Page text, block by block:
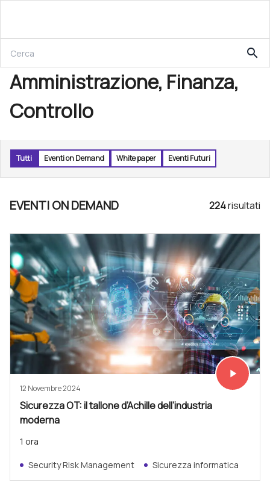
search
Amministrazione, Finanza,
Controllo
Tutti Eventi on Demand White paper Eventi Futuri
EVENTI ON DEMAND 224risultati
Vedi subito
play_arrow
12 Novembre 2024
Sicurezza OT: il tallone d’Achille dell’industria
moderna
1 ora
Security Risk Management Sicurezza informatica